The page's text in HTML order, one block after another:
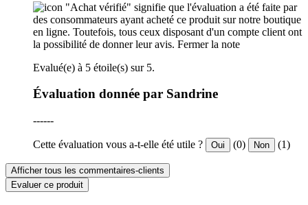
"Achat vérifié" signifie que l'évaluation a été faite par
des consommateurs ayant acheté ce produit sur notre boutique
en ligne. Toutefois, tous ceux disposant d'un compte client ont
la possibilité de donner leur avis. Fermer la note
Evalué(e) à 5 étoile(s) sur 5.
Évaluation donnée par Sandrine
------
Cette évaluation vous a-t-elle été utile ? Oui (0) Non (1)
Afficher tous les commentaires-clients
Evaluer ce produit